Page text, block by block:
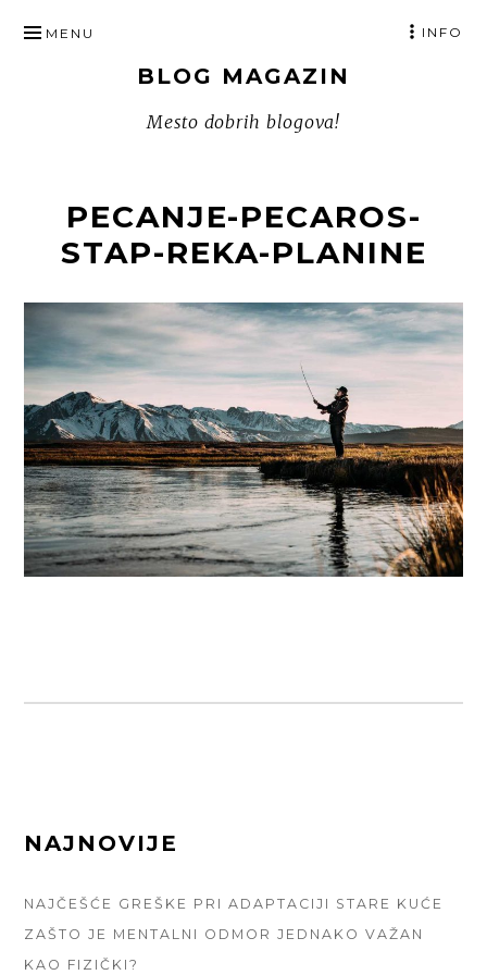
TO
BLOG MAGAZIN
Mesto dobrih blogova!
MENU INFO
PECANJE-PECAROS-
STAP-REKA-PLANINE
FOOTER
NAJNOVIJE
NAJČEŠĆE GREŠKE PRI ADAPTACIJI STARE KUĆE
ZAŠTO JE MENTALNI ODMOR JEDNAKO VAŽAN
KAO FIZIČKI?